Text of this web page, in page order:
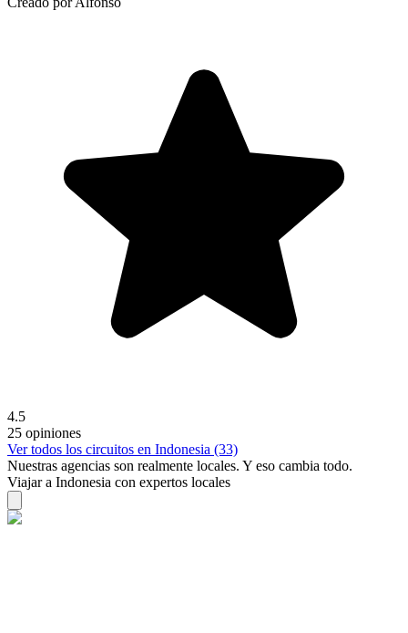
4.5
25 opiniones
Ver todos los circuitos en Indonesia (33)
Nuestras agencias son realmente locales. Y eso cambia todo.
Viajar a Indonesia con expertos locales